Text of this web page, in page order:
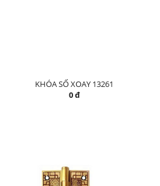
KHÓA SỐ XOAY 13261
0 đ